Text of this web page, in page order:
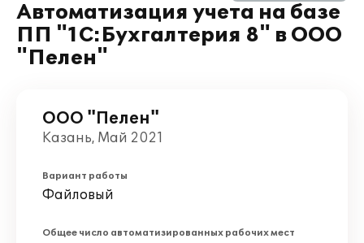
Автоматизация учета на базе
ПП "1С:Бухгалтерия 8" в ООО
"Пелен"
ООО "Пелен"
Казань, Май 2021
Вариант работы
Файловый
Общее число автоматизированных рабочих мест